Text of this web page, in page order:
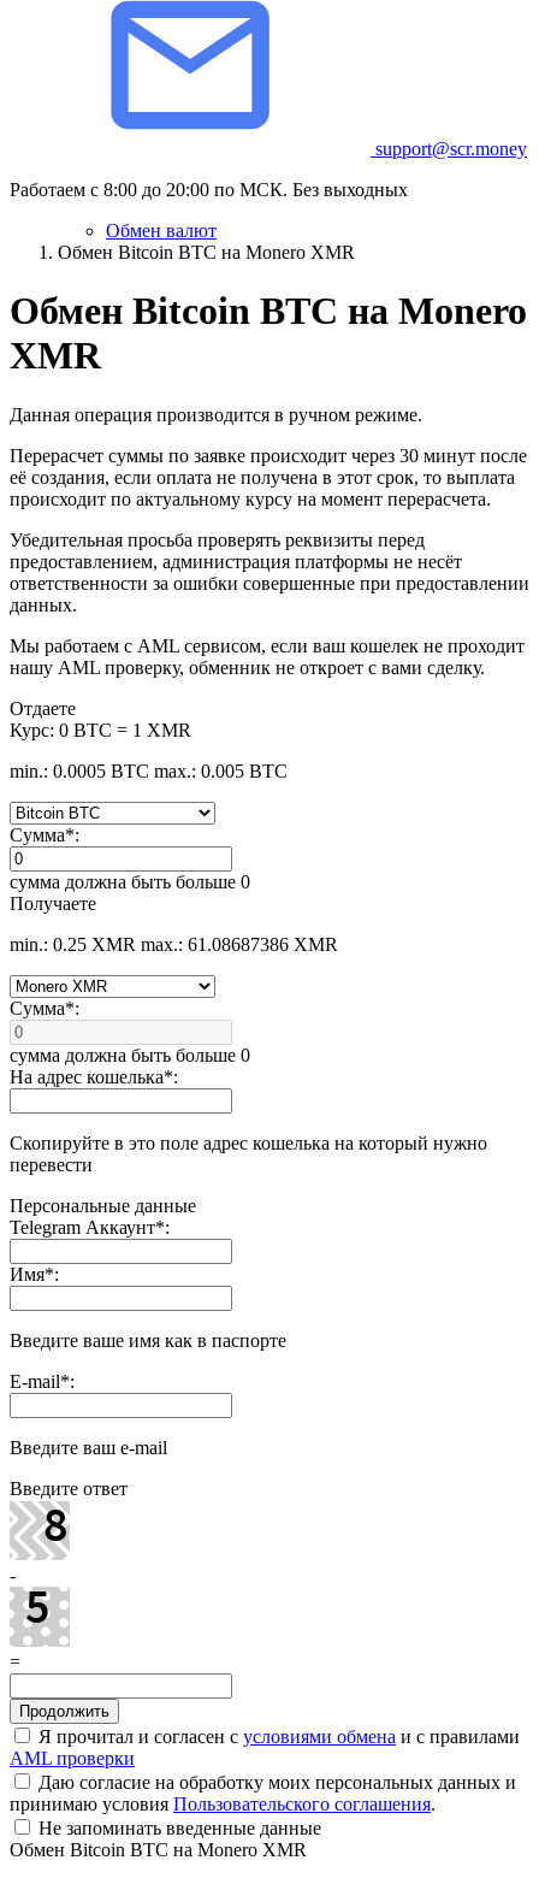
support@scr.money
Работаем с 8:00 до 20:00 по МСК. Без выходных
Обмен валют
Обмен Bitcoin BTC на Monero XMR
Обмен Bitcoin BTC на Monero
XMR
Данная операция производится в ручном режиме.
Перерасчет суммы по заявке происходит через 30 минут после
её создания, если оплата не получена в этот срок, то выплата
происходит по актуальному курсу на момент перерасчета.
Убедительная просьба проверять реквизиты перед
предоставлением, администрация платформы не несёт
ответственности за ошибки совершенные при предоставлении
данных.
Мы работаем с AML сервисом, если ваш кошелек не проходит
нашу AML проверку, обменник не откроет с вами сделку.
Отдаете
Курс: 0 BTC = 1 XMR
min.: 0.0005 BTC max.: 0.005 BTC
Сумма*:
сумма должна быть больше 0
Получаете
min.: 0.25 XMR max.: 61.08687386 XMR
Сумма*:
сумма должна быть больше 0
На адрес кошелька*:
Скопируйте в это поле адрес кошелька на который нужно
перевести
Персональные данные
Telegram Аккаунт*:
Имя*:
Введите ваше имя как в паспорте
E-mail*:
Введите ваш e-mail
Введите ответ
-
=
Я прочитал и согласен с условиями обмена и с правилами
AML проверки
Даю согласие на обработку моих персональных данных и
принимаю условия Пользовательского соглашения.
Не запоминать введенные данные
Обмен Bitcoin BTC на Monero XMR